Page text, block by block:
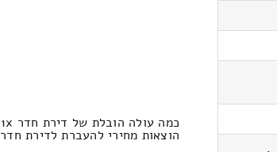
כמה עולה הובלת של דירת חדר 1x מיעף לעין השופט?
הוצאות מחירי להעברת לדירת חדר 1x מיעף לעין השופט 2900 – 2200 שקל